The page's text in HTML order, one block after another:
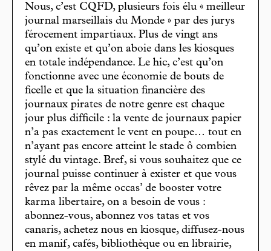
Nous, c’est CQFD, plusieurs fois élu « meilleur
journal marseillais du Monde » par des jurys
férocement impartiaux. Plus de vingt ans
qu’on existe et qu’on aboie dans les kiosques
en totale indépendance. Le hic, c’est qu’on
fonctionne avec une économie de bouts de
ficelle et que la situation financière des
journaux pirates de notre genre est chaque
jour plus difficile : la vente de journaux papier
n’a pas exactement le vent en poupe… tout en
n’ayant pas encore atteint le stade ô combien
stylé du vintage. Bref, si vous souhaitez que ce
journal puisse continuer à exister et que vous
rêvez par la même occas’ de booster votre
karma libertaire, on a besoin de vous :
abonnez-vous, abonnez vos tatas et vos
canaris, achetez nous en kiosque, diffusez-nous
en manif, cafés, bibliothèque ou en librairie,